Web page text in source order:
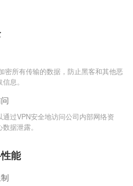
密所有传输的数据，防止黑客和其他恶
息。
通过VPN安全地访问公司内部网络资
据泄露。
能